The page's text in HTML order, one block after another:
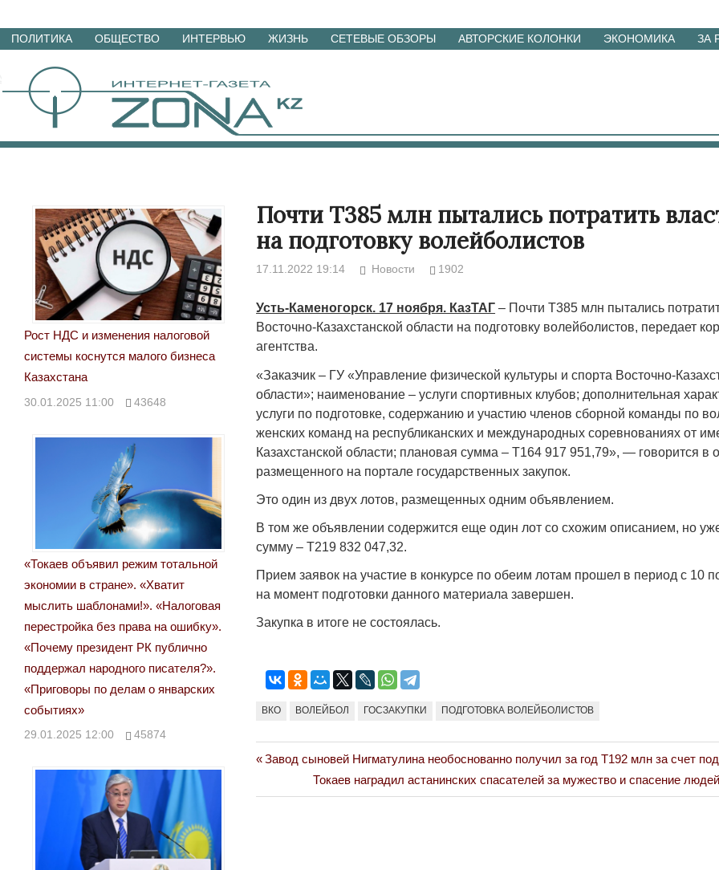
Перейти
материалам
ПОЛИТИКА ОБЩЕСТВО ИНТЕРВЬЮ ЖИЗНЬ СЕТЕВЫЕ ОБЗОРЫ АВТОРСКИЕ КОЛОНКИ ЭКОНОМИКА ЗА
Почти Т385 млн пытались потратить
на подготовку волейболистов
17.11.2022 19:14 Новости 1902
Усть-Каменогорск. 17 ноября. КазТАГ – Почти Т385 млн пытались
Восточно-Казахстанской области на подготовку волейболистов, передает
агентства.
«Заказчик – ГУ «Управление физической культуры и спорта Восточно-
области»; наименование – услуги спортивных клубов; дополнительная
услуги по подготовке, содержанию и участию членов сборной команды по
женских команд на республиканских и международных соревнованиях от
Казахстанской области; плановая сумма – Т164 917 951,79», — говорится в
размещенного на портале государственных закупок.
Это один из двух лотов, размещенных одним объявлением.
В том же объявлении содержится еще один лот со схожим описанием, но
сумму – Т219 832 047,32.
Прием заявок на участие в конкурсе по обеим лотам прошел в период с 10
на момент подготовки данного материала завершен.
Закупка в итоге не состоялась.
ВКО ВОЛЕЙБОЛ ГОСЗАКУПКИ ПОДГОТОВКА ВОЛЕЙБОЛИСТОВ
Навигация
по
Previous
Завод сыновей Нигматулина необоснованно получил за год Т192 млн за счет
Next
Post:
Токаев наградил астанинских спасателей за мужество и спасение
Рост НДС и изменения налоговой
системы коснутся малого бизнеса
Казахстана
30.01.2025 11:00 43648
«Токаев объявил режим тотальной
экономии в стране». «Хватит
мыслить шаблонами!». «Налоговая
перестройка без права на ошибку».
«Почему президент РК публично
поддержал народного писателя?».
«Приговоры по делам о январских
событиях»
29.01.2025 12:00 45874
Народ выбрал свет
17.10.2024 17:00 29972
Странная
Дарига не
мошенниками
30.10.2024
Война
Война Миров.
Сороса